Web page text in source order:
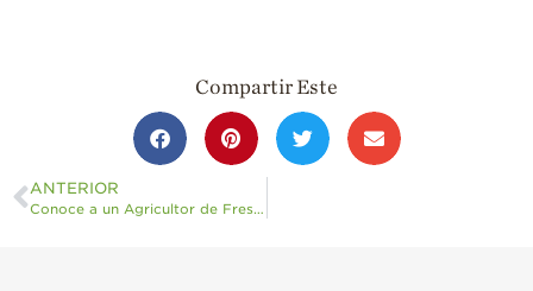
Compartir Este
ANTERIOR
Conoce a un Agricultor de Fresas de Oxnard